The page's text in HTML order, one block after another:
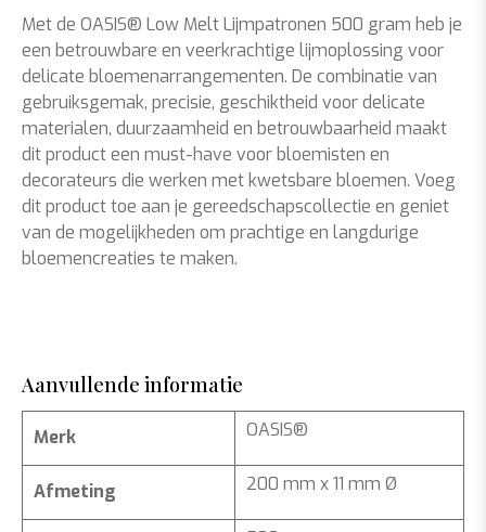
Met de OASIS® Low Melt Lijmpatronen 500 gram heb je
een betrouwbare en veerkrachtige lijmoplossing voor
delicate bloemenarrangementen. De combinatie van
gebruiksgemak, precisie, geschiktheid voor delicate
materialen, duurzaamheid en betrouwbaarheid maakt
dit product een must-have voor bloemisten en
decorateurs die werken met kwetsbare bloemen. Voeg
dit product toe aan je gereedschapscollectie en geniet
van de mogelijkheden om prachtige en langdurige
bloemencreaties te maken.
Aanvullende informatie
Merk OASIS®
Afmeting 200 mm x 11 mm Ø